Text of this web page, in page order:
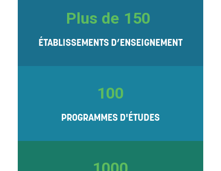
Plus de 150
ÉTABLISSEMENTS D’ENSEIGNEMENT
100
PROGRAMMES D'ÉTUDES